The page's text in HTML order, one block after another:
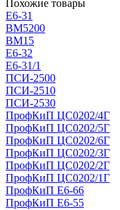
Похожие товары
Е6-31
BM5200
BM15
Е6-32
Е6-31/1
ПСИ-2500
ПСИ-2510
ПСИ-2530
ПрофКиП ЦС0202/4Г
ПрофКиП ЦС0202/5Г
ПрофКиП ЦС0202/6Г
ПрофКиП ЦС0202/3Г
ПрофКиП ЦС0202/2Г
ПрофКиП ЦС0202/1Г
ПрофКиП Е6-66
ПрофКиП Е6-55